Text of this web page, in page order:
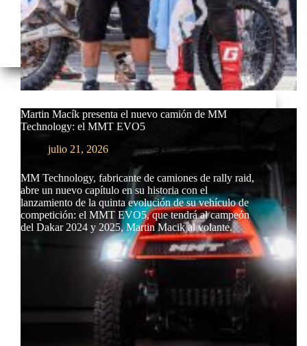
Martin Macík presenta el nuevo camión de MM
Technology: el MMT EVO5
julio 21, 2026
MM Technology, fabricante de camiones de rally raid,
abre un nuevo capítulo en su historia con el
lanzamiento de la quinta evolución de su vehículo de
competición: el MMT EVO5, que tendrá al campeón
del Dakar 2024 y 2025, Martin Macik al volante.